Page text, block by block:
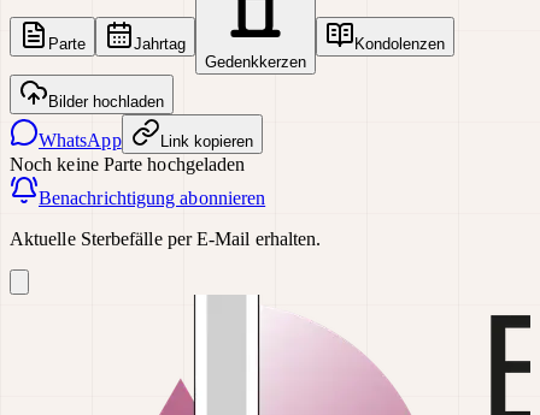
Parte
Jahrtag
Gedenkkerzen
Kondolenzen
Bilder hochladen
WhatsApp Link kopieren
Noch keine Parte hochgeladen
Benachrichtigung abonnieren
Aktuelle Sterbefälle per E-Mail erhalten.